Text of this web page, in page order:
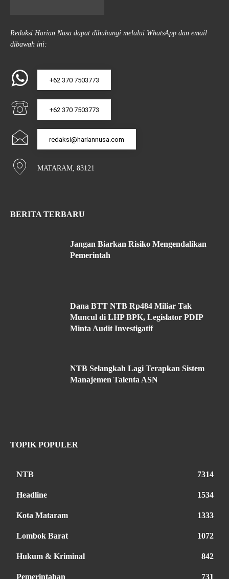
Redaksi Harian Nusa dapat dihubungi melalui WhatsApp dan email
dibawah ini:
+62 370 7503773
+62 370 7503773
redaksi@hariannusa.com
MATARAM, 83121
BERITA TERBARU
Jangan Biarkan Risiko Mengendalikan
Pemerintah
Dana BTT NTB Rp484 Miliar Tak
Muncul di LHP BPK, Legislator PDIP
Minta Audit Investigatif
NTB Selangkah Lagi Terapkan Sistem
Manajemen Talenta ASN
TOPIK POPULER
NTB 7314
Headline 1534
Kota Mataram 1333
Lombok Barat 1072
Hukum & Kriminal 842
Pemerintahan 731